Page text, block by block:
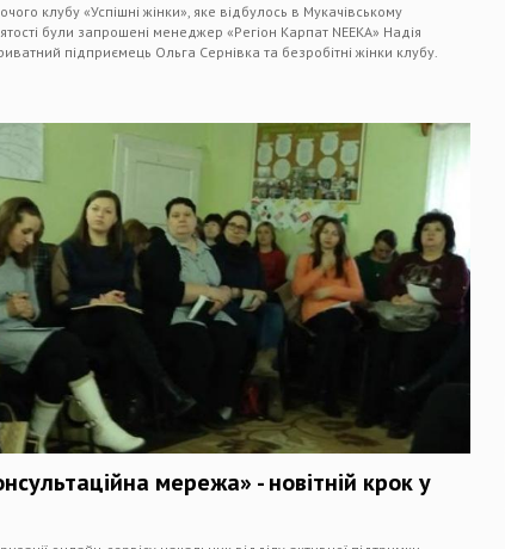
клубу «Успішні жінки», яке відбулось в Мукачівському
були запрошені менеджер «Регіон Карпат NEEKA» Надія
підприємець Ольга Сернівка та безробітні жінки клубу.
мережа» - новітній крок у